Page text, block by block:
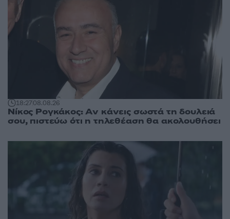
18:2708.08.26
Νίκος Ρογκάκος: Αν κάνεις σωστά τη δουλειά
σου, πιστεύω ότι η τηλεθέαση θα ακολουθήσει